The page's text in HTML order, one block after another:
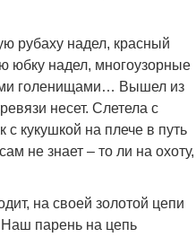
рубаху надел, красный
юбку надел, многоузорные
голенищами… Вышел из
несет. Слетела с
с кукушкой на плече в путь
не знает – то ли на охоту,
на своей золотой цепи
Наш парень на цепь